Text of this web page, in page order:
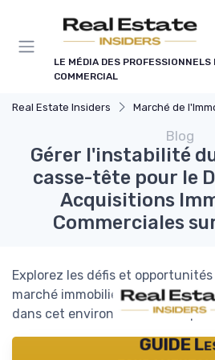
LE MÉDIA DES
COMMERCIAL
Real Estate Insiders Marché de
Blog
Gérer l'instabilité
casse-tête pour le
Acquisitions
Commerciales
Explorez les défis et
marché immobilier commercial
dans cet environnement
GUIDE